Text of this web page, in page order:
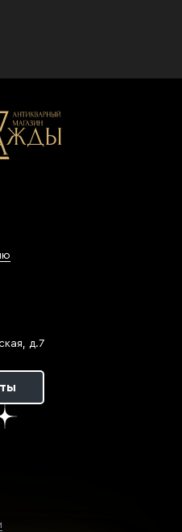
д.7